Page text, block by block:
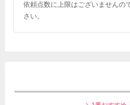
依頼点数に上限はございませんの
さい。